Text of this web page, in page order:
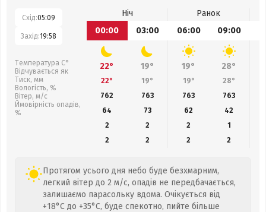
Схід:05:09
Захід:19:58
Температура С°
Відчувається як
Тиск, мм
Вологість, %
Вітер, м/с
Ймовірність опадів,
%
Ніч
Ранок
00:00
03:00 06:00 09:00
22° 19° 19° 28°
22° 19° 19° 28°
762
763 763 763
64
73 62 42
2
2 2
1
2
2 2 2
Протягом усього дня небо буде безхмарним,
легкий вітер до 2 м/с, опадів не передбачається,
залишаємо парасольку вдома. Очікується від
+18°C до +35°C, буде спекотно, пийте більше